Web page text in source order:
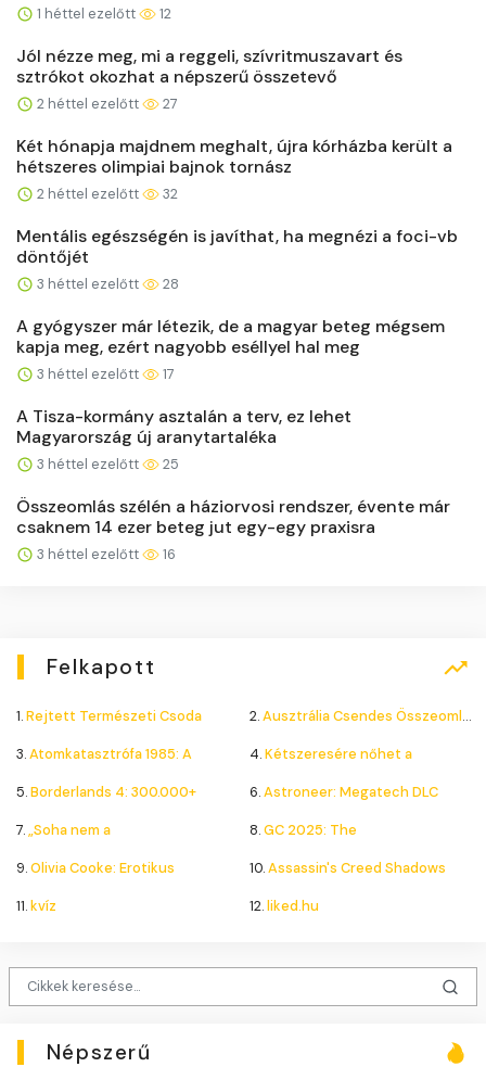
1 héttel ezelőtt 12
Jól nézze meg, mi a reggeli, szívritmuszavart és
sztrókot okozhat a népszerű összetevő
2 héttel ezelőtt 27
Két hónapja majdnem meghalt, újra kórházba került a
hétszeres olimpiai bajnok tornász
2 héttel ezelőtt 32
Mentális egészségén is javíthat, ha megnézi a foci-vb
döntőjét
3 héttel ezelőtt 28
A gyógyszer már létezik, de a magyar beteg mégsem
kapja meg, ezért nagyobb eséllyel hal meg
3 héttel ezelőtt 17
A Tisza-kormány asztalán a terv, ez lehet
Magyarország új aranytartaléka
3 héttel ezelőtt 25
Összeomlás szélén a háziorvosi rendszer, évente már
csaknem 14 ezer beteg jut egy-egy praxisra
3 héttel ezelőtt 16
Felkapott
1.Rejtett Természeti Csoda 2.Ausztrália Csendes Összeomlása
3.Atomkatasztrófa 1985: A 4.Kétszeresére nőhet a
5.Borderlands 4: 300.000+ 6.Astroneer: Megatech DLC
7.„Soha nem a 8.GC 2025: The
9.Olivia Cooke: Erotikus 10.Assassin's Creed Shadows
11.kvíz 12.liked.hu
Népszerű